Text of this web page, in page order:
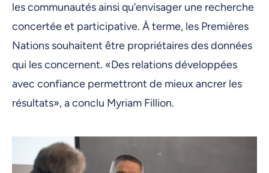
les communautés ainsi qu’envisager une recherche
concertée et participative. À terme, les Premières
Nations souhaitent être propriétaires des données
qui les concernent. «Des relations développées
avec confiance permettront de mieux ancrer les
résultats», a conclu Myriam Fillion.